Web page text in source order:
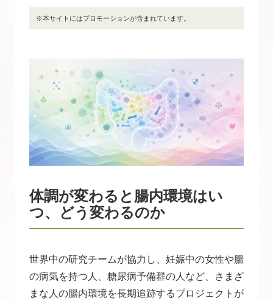
※本サイトにはプロモーションが含まれています。
体調が変わると腸内環境はい
つ、どう変わるのか
世界中の研究チームが協力し、妊娠中の女性や腸
の病気を持つ人、糖尿病予備群の人など、さまざ
まな人の腸内環境を長期追跡するプロジェクトが